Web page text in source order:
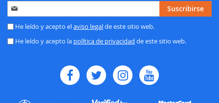
Inscríbase
a
nuestro
de
Suscribirse
He leído y acepto elaviso legalde este sitio web.
He leído y acepto la política de privacidad de este sitio web.